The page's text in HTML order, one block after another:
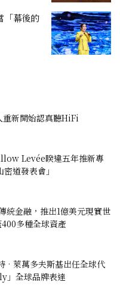
「幕後的
重新開始認真聽HiFi
Levée睽違五年推新專
道發表會」
統金融，推出1億美元現實世
多種全球資產
•萊萬多夫斯基出任全球代
」全球品牌表達